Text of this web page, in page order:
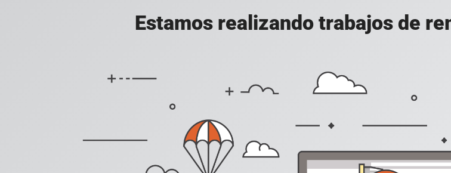
Estamos realizando trabajos de